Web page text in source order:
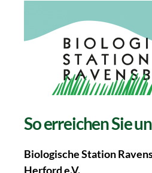
So erreichen Sie
Biologische Station
Herford e.V.